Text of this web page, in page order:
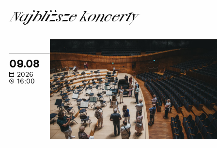
Najbliższe koncerty
zwiedzanie
zakamarków
NOSPR
09.08
2026
16:00